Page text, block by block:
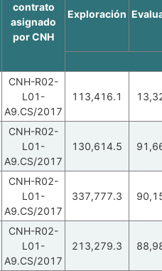
contrato
asignado
por CNH
Exploración
CNH-R02-
L01-
A9.CS/2017
113,416.1
CNH-R02-
L01-
A9.CS/2017
130,614.5
CNH-R02-
L01-
A9.CS/2017
337,777.3
CNH-R02-
L01-
A9.CS/2017
213,279.3